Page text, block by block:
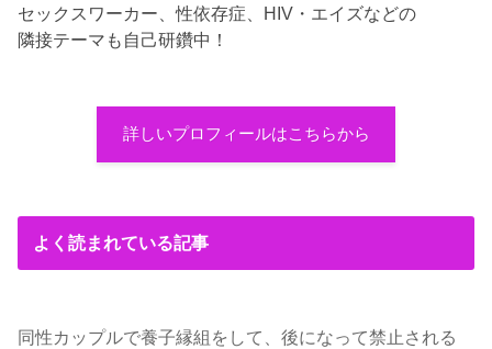
セックスワーカー、性依存症、HIV・エイズなどの
隣接テーマも自己研鑽中！
詳しいプロフィールはこちらから
よく読まれている記事
同性カップルで養子縁組をして、後になって禁止される